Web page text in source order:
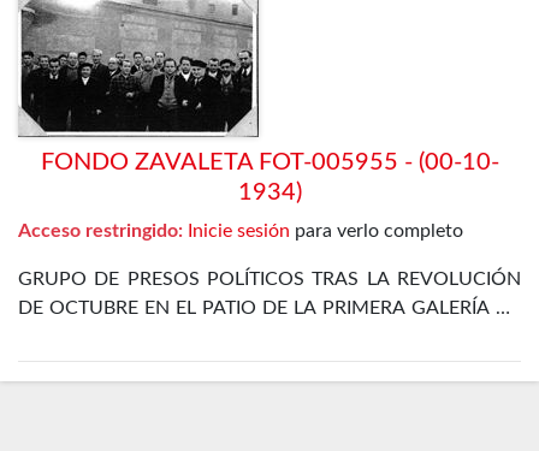
FONDO ZAVALETA FOT-005955 - (00-10-
1934)
Acceso restringido: Inicie sesión para verlo completo
GRUPO DE PRESOS POLÍTICOS TRAS LA REVOLUCIÓN
DE OCTUBRE EN EL PATIO DE LA PRIMERA GALERÍA DE
ENCUENTRA EL PROPIO ZAVALETA, ENRIQUE DE